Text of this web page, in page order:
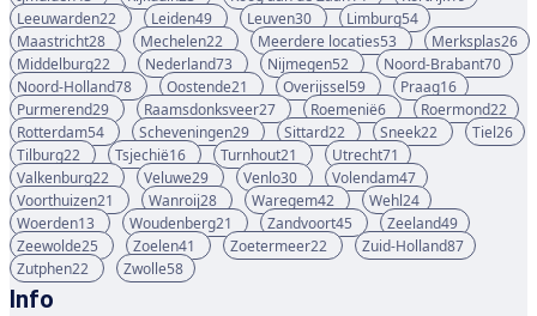
Leeuwarden22 Leiden49 Leuven30 Limburg54
Maastricht28 Mechelen22 Meerdere locaties53 Merksplas26
Middelburg22 Nederland73 Nijmegen52 Noord-Brabant70
Noord-Holland78 Oostende21 Overijssel59 Praag16
Purmerend29 Raamsdonksveer27 Roemenië6 Roermond22
Rotterdam54 Scheveningen29 Sittard22 Sneek22 Tiel26
Tilburg22 Tsjechië16 Turnhout21 Utrecht71
Valkenburg22 Veluwe29 Venlo30 Volendam47
Voorthuizen21 Wanroij28 Waregem42 Wehl24
Woerden13 Woudenberg21 Zandvoort45 Zeeland49
Zeewolde25 Zoelen41 Zoetermeer22 Zuid-Holland87
Zutphen22 Zwolle58
Info